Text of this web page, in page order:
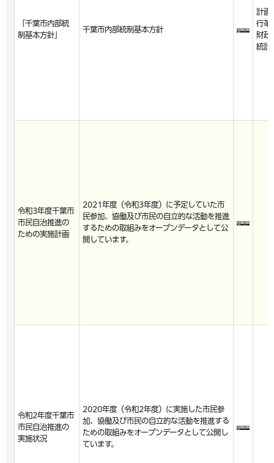
「千葉市内部統
制基本方針」
千葉市内部統制基本方針
計画
行革
財政
統計
令和3年度千葉市
市民自治推進の
ための実施計画
2021年度（令和3年度）に予定していた市
民参加、協働及び市民の自立的な活動を推進
するための取組みをオープンデータとして公
開しています。
令和2年度千葉市
市民自治推進の
実施状況
2020年度（令和2年度）に実施した市民参
加、協働及び市民の自立的な活動を推進する
ための取組みをオープンデータとして公開し
ています。